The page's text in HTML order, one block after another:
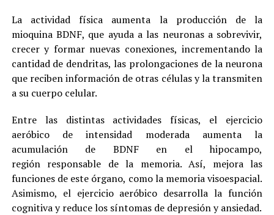
La actividad física aumenta la producción de la
mioquina BDNF, que ayuda a las neuronas a sobrevivir,
crecer y formar nuevas conexiones, incrementando la
cantidad de dendritas, las prolongaciones de la neurona
que reciben información de otras células y la transmiten
a su cuerpo celular.
Entre las distintas actividades físicas, el ejercicio
aeróbico de intensidad moderada aumenta la
acumulación de BDNF en el hipocampo,
región responsable de la memoria. Así, mejora las
funciones de este órgano, como la memoria visoespacial.
Asimismo, el ejercicio aeróbico desarrolla la función
cognitiva y reduce los síntomas de depresión y ansiedad.